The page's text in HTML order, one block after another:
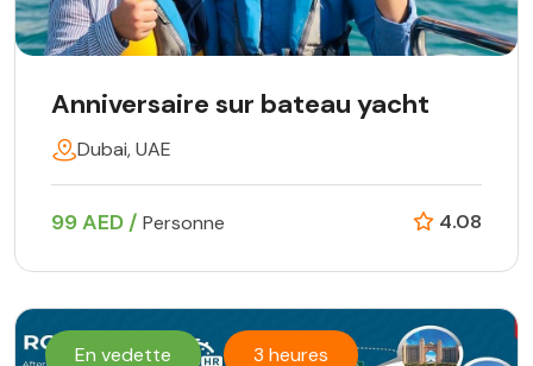
Anniversaire sur bateau yacht
Dubai, UAE
99 AED / Personne 4.08
En vedette 3 heures